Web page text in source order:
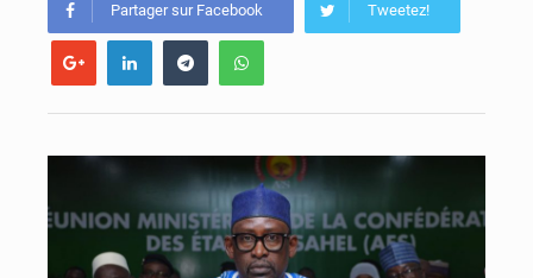
Partager sur Facebook Tweetez!